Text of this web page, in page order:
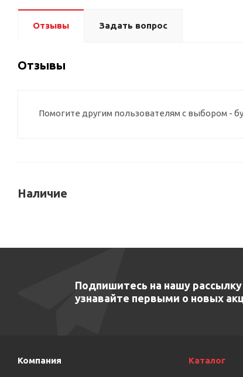
Отзывы Задать вопрос
Отзывы
Помогите другим пользователям с выбором -
Наличие
Подпишитесь на нашу рассылку
узнавайте первыми о новых
Компания Каталог